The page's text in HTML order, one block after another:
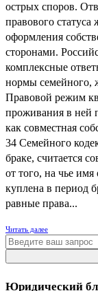
острых споров.
правового статуса
оформления
сторонами.
комплексные
нормы семейного,
Правовой режим
проживания в ней
как совместная
34 Семейного
браке, считается
от того, на чье
куплена в период
равные права...
Читать далее
Юридический